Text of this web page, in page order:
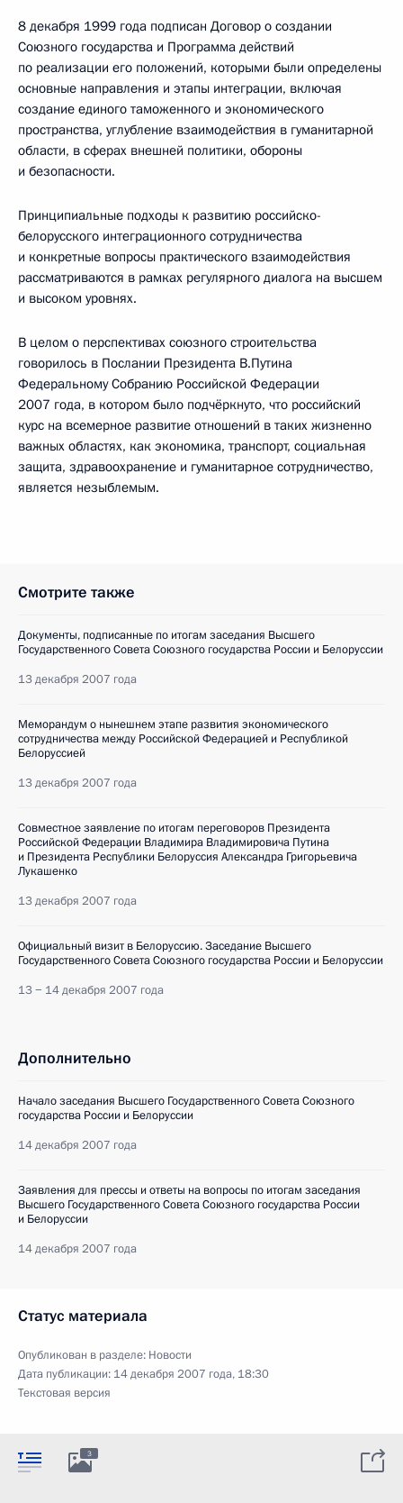
8 декабря 1999 года подписан Договор о создании
Союзного государства и Программа действий
по реализации его положений, которыми были определены
основные направления и этапы интеграции, включая
создание единого таможенного и экономического
пространства, углубление взаимодействия в гуманитарной
области, в сферах внешней политики, обороны
и безопасности.
Принципиальные подходы к развитию российско-
белорусского интеграционного сотрудничества
и конкретные вопросы практического взаимодействия
рассматриваются в рамках регулярного диалога на высшем
и высоком уровнях.
В целом о перспективах союзного строительства
говорилось в Послании Президента В.Путина
Федеральному Собранию Российской Федерации
2007 года, в котором было подчёркнуто, что российский
курс на всемерное развитие отношений в таких жизненно
важных областях, как экономика, транспорт, социальная
защита, здравоохранение и гуманитарное сотрудничество,
является незыблемым.
Смотрите также
Документы, подписанные по итогам заседания Высшего
Государственного Совета Союзного государства России и Белоруссии
13 декабря 2007 года
Меморандум о нынешнем этапе развития экономического
сотрудничества между Российской Федерацией и Республикой
Белоруссией
13 декабря 2007 года
Совместное заявление по итогам переговоров Президента
Российской Федерации Владимира Владимировича Путина
и Президента Республики Белоруссия Александра Григорьевича
Лукашенко
13 декабря 2007 года
Официальный визит в Белоруссию. Заседание Высшего
Государственного Совета Союзного государства России и Белоруссии
13 − 14 декабря 2007 года
Дополнительно
Начало заседания Высшего Государственного Совета Союзного
государства России и Белоруссии
14 декабря 2007 года
Заявления для прессы и ответы на вопросы по итогам заседания
Высшего Государственного Совета Союзного государства России
и Белоруссии
14 декабря 2007 года
Статус материала
Опубликован в разделе: Новости
Дата публикации: 14 декабря 2007 года, 18:30
Текстовая версия
3